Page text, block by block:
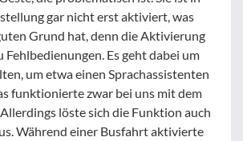
gar nicht erst aktiviert, was
Grund hat, denn die Aktivierung
Fehlbedienungen. Es geht dabei um
um etwa einen Sprachassistenten
funktionierte zwar bei uns mit dem
löste sich die Funktion auch
Während einer Busfahrt aktivierte